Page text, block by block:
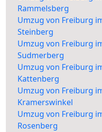
Rammelsberg
Umzug von Freiburg
Steinberg
Umzug von Freiburg
Sudmerberg
Umzug von Freiburg
Kattenberg
Umzug von Freiburg
Kramerswinkel
Umzug von Freiburg
Rosenberg